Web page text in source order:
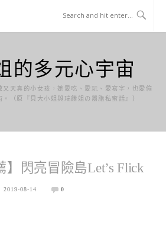
的多元心宇宙
又天真的小女孩，她愛吃、愛玩、愛寫字，也愛偷
（原『貝大小姐與瑞餚姐の囂脂私蜜話』）
】閃亮冒險島Let’s Flick
2019-08-14 0